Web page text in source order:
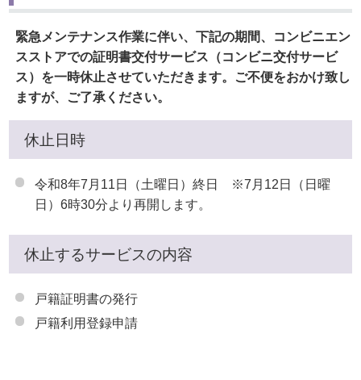
緊急メンテナンス作業に伴い、下記の期間、コンビニエン
スストアでの証明書交付サービス（コンビニ交付サービ
ス）を一時休止させていただきます。ご不便をおかけ致し
ますが、ご了承ください。
休止日時
令和8年7月11日（土曜日）終日 ※7月12日（日曜
日）6時30分より再開します。
休止するサービスの内容
戸籍証明書の発行
戸籍利用登録申請